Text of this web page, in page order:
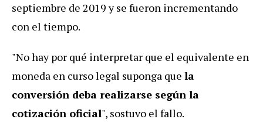
septiembre de 2019 y se fueron incrementando
con el tiempo.
"No hay por qué interpretar que el equivalente en
moneda en curso legal suponga que la
conversión deba realizarse según la
cotización oficial", sostuvo el fallo.